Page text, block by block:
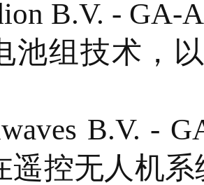
B.V. - GA-
池组技术，
B.V. -
遥控无人机